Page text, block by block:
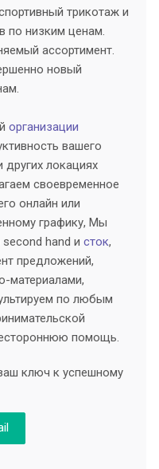
трикотаж и
по низким ценам.
ассортимент.
новый
организации
вашего
локациях
своевременное
онлайн или
графику, Мы
hand и сток,
предложений,
материалами,
по любым
помощь.
ключ к успешному